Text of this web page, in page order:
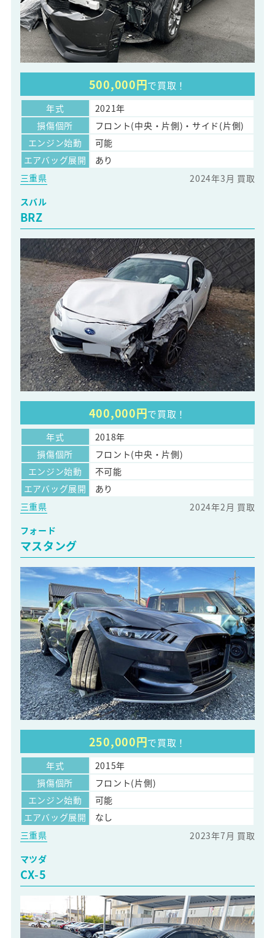
500,000円で買取！
年式
2021年
損傷個所
フロント(中央・片側)・サイド(片側)
エンジン始動
可能
エアバッグ展開
あり
三重県
2024年3月 買取
スバル
BRZ
400,000円で買取！
年式
2018年
損傷個所
フロント(中央・片側)
エンジン始動
不可能
エアバッグ展開
あり
三重県
2024年2月 買取
フォード
マスタング
250,000円で買取！
年式
2015年
損傷個所
フロント(片側)
エンジン始動
可能
エアバッグ展開
なし
三重県
2023年7月 買取
マツダ
CX-5